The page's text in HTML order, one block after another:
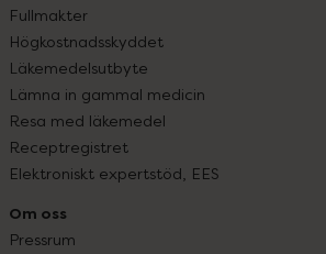
Fullmakter
Högkostnadsskyddet
Läkemedelsutbyte
Lämna in gammal medicin
Resa med läkemedel
Receptregistret
Elektroniskt expertstöd, EES
Om oss
Pressrum